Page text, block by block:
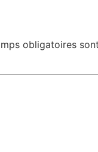
obligatoires